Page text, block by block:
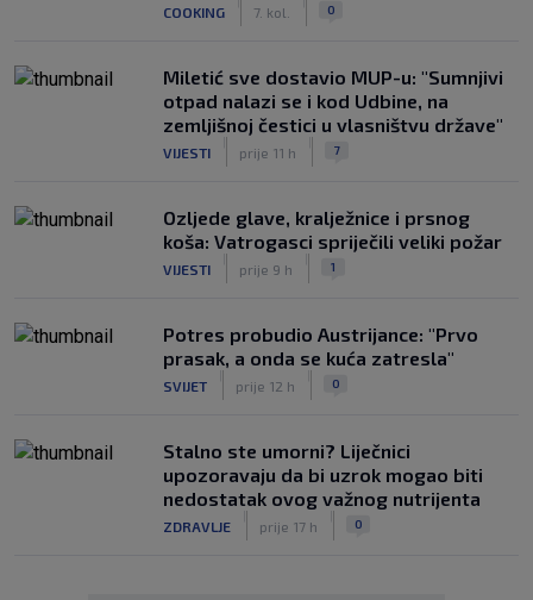
COOKING 7. kol. 0
Miletić sve dostavio MUP-u: "Sumnjivi
otpad nalazi se i kod Udbine, na
zemljišnoj čestici u vlasništvu države"
VIJESTI prije 11 h 7
Ozljede glave, kralježnice i prsnog
koša: Vatrogasci spriječili veliki požar
VIJESTI prije 9 h 1
Potres probudio Austrijance: "Prvo
prasak, a onda se kuća zatresla"
SVIJET prije 12 h 0
Stalno ste umorni? Liječnici
upozoravaju da bi uzrok mogao biti
nedostatak ovog važnog nutrijenta
ZDRAVLJE prije 17 h 0